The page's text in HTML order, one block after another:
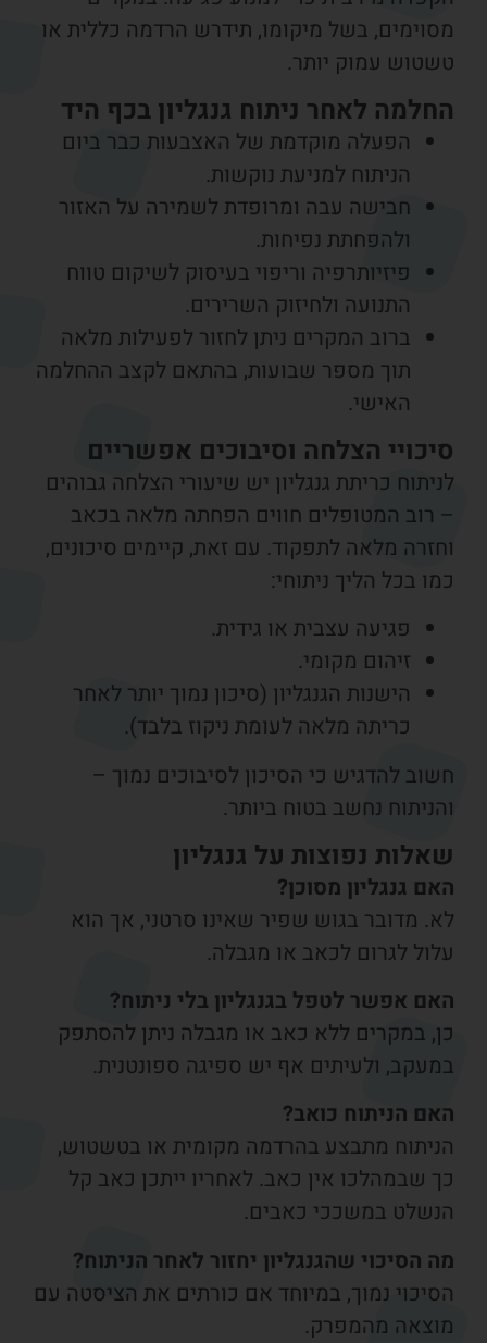
בשל מיקומו, תידרש הרדמה כללית או
עמוק יותר.
לאחר ניתוח גנגליון בכף היד
הפעלה מוקדמת של האצבעות כבר ביום
הניתוח למניעת נוקשות.
חבישה עבה ומרופדת לשמירה על האזור
ולהפחתת נפיחות.
פיזיותרפיה וריפוי בעיסוק לשיקום טווח
התנועה ולחיזוק השרירים.
ברוב המקרים ניתן לחזור לפעילות מלאה
תוך מספר שבועות, בהתאם לקצב ההחלמה
האישי.
הצלחה וסיבוכים אפשריים
כריתת גנגליון יש שיעורי הצלחה גבוהים
רוב המטופלים חווים הפחתה מלאה בכאב
מלאה לתפקוד. עם זאת, קיימים סיכונים,
בכל הליך ניתוחי:
פגיעה עצבית או גידית.
זיהום מקומי.
הישנות הגנגליון (סיכון נמוך יותר לאחר
כריתה מלאה לעומת ניקוז בלבד).
להדגיש כי הסיכון לסיבוכים נמוך –
נחשב בטוח ביותר.
נפוצות על גנגליון
גנגליון מסוכן?
מדובר בגוש שפיר שאינו סרטני, אך הוא
לגרום לכאב או מגבלה.
אפשר לטפל בגנגליון בלי ניתוח?
במקרים ללא כאב או מגבלה ניתן להסתפק
ולעיתים אף יש ספיגה ספונטנית.
הניתוח כואב?
מתבצע בהרדמה מקומית או בטשטוש,
שבמהלכו אין כאב. לאחריו ייתכן כאב קל
במשככי כאבים.
הסיכוי שהגנגליון יחזור לאחר הניתוח?
נמוך, במיוחד אם כורתים את הציסטה עם
מהמפרק.